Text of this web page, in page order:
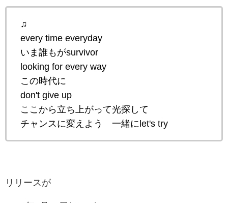
♫
every time everyday
いま誰もがsurvivor
looking for every way
この時代に
don't give up
ここから立ち上がって光探して
チャンスに変えよう 一緒にlet's try
リリースが